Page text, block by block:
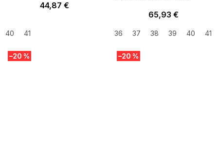
44,87 €
40 41
65,93 €
36 37 38 39 40 41
–20 % –20 %